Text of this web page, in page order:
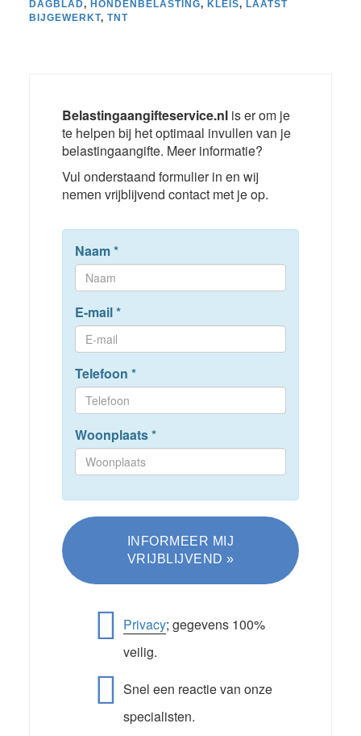
DAGBLAD, HONDENBELASTING, KLEIS, LAATST
BIJGEWERKT, TNT
Belastingaangifteservice.nlis er om je
te helpen bij het optimaal invullen van je
belastingaangifte. Meer informatie?
Vul onderstaand formulier in en wij
nemen vrijblijvend contact met je op.
Naam*
E-mail*
Telefoon *
Woonplaats*
Privacy; gegevens 100%
veilig.
Snel een reactie van onze
specialisten.